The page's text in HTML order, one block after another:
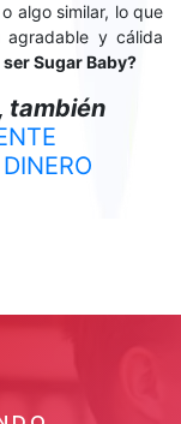
algo similar, lo que
y cálida
Sugar Baby?
también